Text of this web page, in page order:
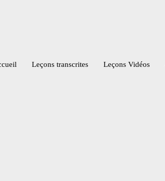
Leçons transcrites Leçons Vidéos​